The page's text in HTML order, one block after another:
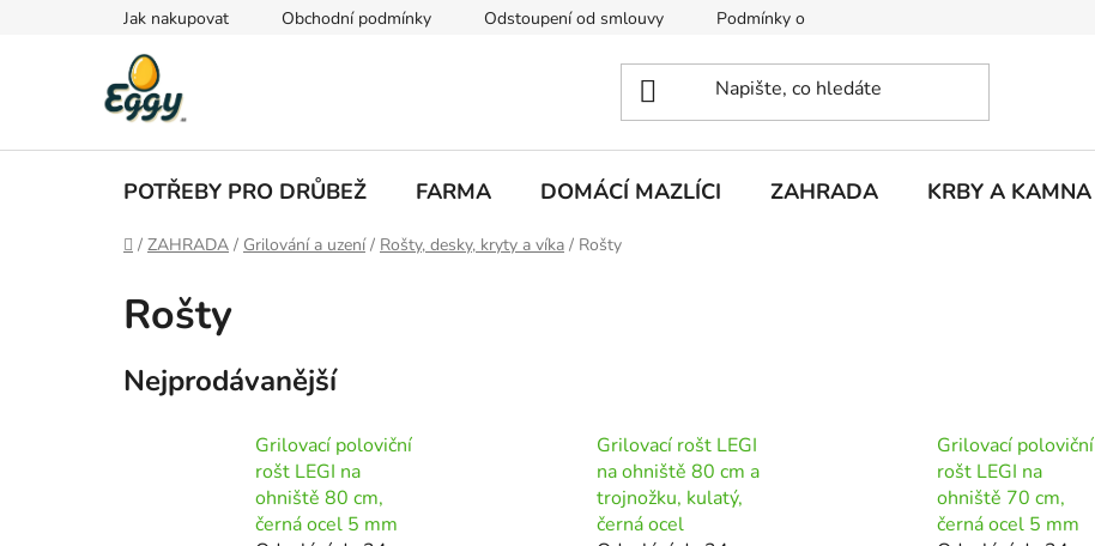
Jak nakupovat Obchodní podmínky Odstoupení od smlouvy Podmínky ochrany osobních údajů
POTŘEBY PRO DRŮBEŽ FARMA DOMÁCÍ MAZLÍCI ZAHRADA KRBY A KAMNA
Domů
/ ZAHRADA / Grilování a uzení / Rošty, desky, kryty a víka / Rošty
Rošty
Nejprodávanější
Grilovací poloviční
rošt LEGI na
ohniště 80 cm,
černá ocel 5 mm
Grilovací rošt LEGI
na ohniště 80 cm a
trojnožku, kulatý,
černá ocel
Grilovací poloviční
rošt LEGI na
ohniště 70 cm,
černá ocel 5 mm